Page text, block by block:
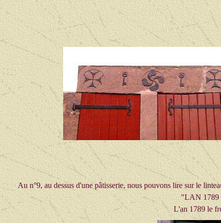
Au n°9, au dessus d'une pâtisserie, nous pouvons lire sur le
"LAN 1789
L'an 1789 le